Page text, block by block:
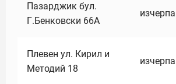
Пазарджик бул.
Г.Бенковски 66А
Плевен ул. Кирил и
Методий 18